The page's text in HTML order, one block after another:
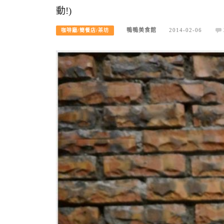
動!)
咖啡廳/簡餐店/茶坊 鴨鴨美食館 2014-02-06